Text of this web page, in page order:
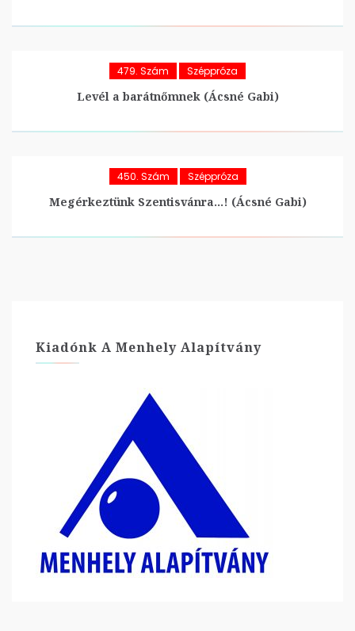
479. Szám Széppróza
Levél a barátnőmnek (Ácsné Gabi)
450. Szám Széppróza
Megérkeztünk Szentisvánra…! (Ácsné Gabi)
Kiadónk A Menhely Alapítvány